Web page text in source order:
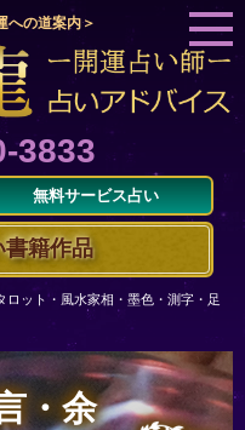
への道案内＞
3833
無料サービス占い
書籍作品
ット・風水家相・墨色・測字・足
・余